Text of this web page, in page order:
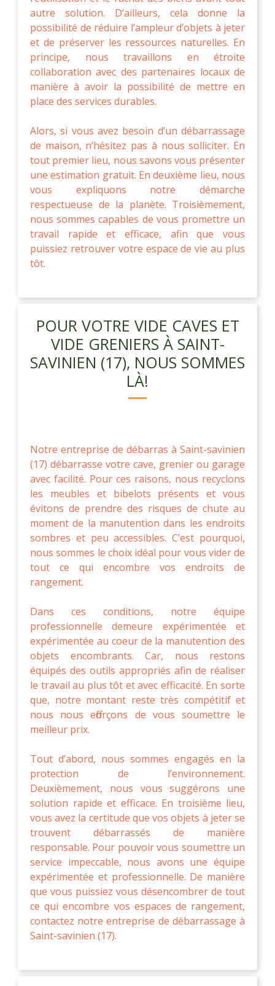
autre solution. D’ailleurs, cela donne la
possibilité de réduire l’ampleur d’objets à jeter
et de préserver les ressources naturelles. En
principe, nous travaillons en étroite
collaboration avec des partenaires locaux de
manière à avoir la possibilité de mettre en
place des services durables.
Alors, si vous avez besoin d’un débarrassage
de maison, n’hésitez pas à nous solliciter. En
tout premier lieu, nous savons vous présenter
une estimation gratuit. En deuxième lieu, nous
vous expliquons notre démarche
respectueuse de la planète. Troisièmement,
nous sommes capables de vous promettre un
travail rapide et efficace, afin que vous
puissiez retrouver votre espace de vie au plus
tôt.
POUR VOTRE VIDE CAVES ET
VIDE GRENIERS À SAINT-
SAVINIEN (17), NOUS SOMMES
LÀ!
Notre entreprise de débarras à Saint-savinien
(17) débarrasse votre cave, grenier ou garage
avec facilité. Pour ces raisons, nous recyclons
les meubles et bibelots présents et vous
évitons de prendre des risques de chute au
moment de la manutention dans les endroits
sombres et peu accessibles. C’est pourquoi,
nous sommes le choix idéal pour vous vider de
tout ce qui encombre vos endroits de
rangement.
Dans ces conditions, notre équipe
professionnelle demeure expérimentée et
expérimentée au coeur de la manutention des
objets encombrants. Car, nous restons
équipés des outils appropriés afin de réaliser
le travail au plus tôt et avec efficacité. En sorte
que, notre montant reste très compétitif et
nous nous efforçons de vous soumettre le
meilleur prix.
Tout d’abord, nous sommes engagés en la
protection de l’environnement.
Deuxièmement, nous vous suggérons une
solution rapide et efficace. En troisième lieu,
vous avez la certitude que vos objets à jeter se
trouvent débarrassés de manière
responsable. Pour pouvoir vous soumettre un
service impeccable, nous avons une équipe
expérimentée et professionnelle. De manière
que vous puissiez vous désencombrer de tout
ce qui encombre vos espaces de rangement,
contactez notre entreprise de débarrassage à
Saint-savinien (17).